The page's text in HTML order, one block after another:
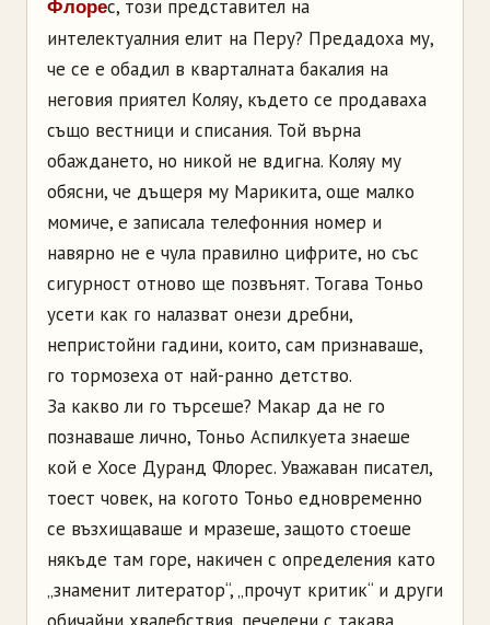
Флорес, този представител на
интелектуалния елит на Перу? Предадоха му,
че се е обадил в кварталната бакалия на
неговия приятел Коляу, където се продаваха
също вестници и списания. Той върна
обаждането, но никой не вдигна. Коляу му
обясни, че дъщеря му Марикита, още малко
момиче, е записала телефонния номер и
навярно не е чула правилно цифрите, но със
сигурност отново ще позвънят. Тогава Тоньо
усети как го налазват онези дребни,
непристойни гадини, които, сам признаваше,
го тормозеха от най-ранно детство.
За какво ли го търсеше? Макар да не го
познаваше лично, Тоньо Аспилкуета знаеше
кой е Хосе Дуранд Флорес. Уважаван писател,
тоест човек, на когото Тоньо едновременно
се възхищаваше и мразеше, защото стоеше
някъде там горе, накичен с определения като
„знаменит литератор“, „прочут критик“ и други